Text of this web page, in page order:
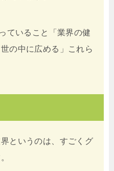
ていること「業界の健
の中に広める」これら
というのは、すごくグ